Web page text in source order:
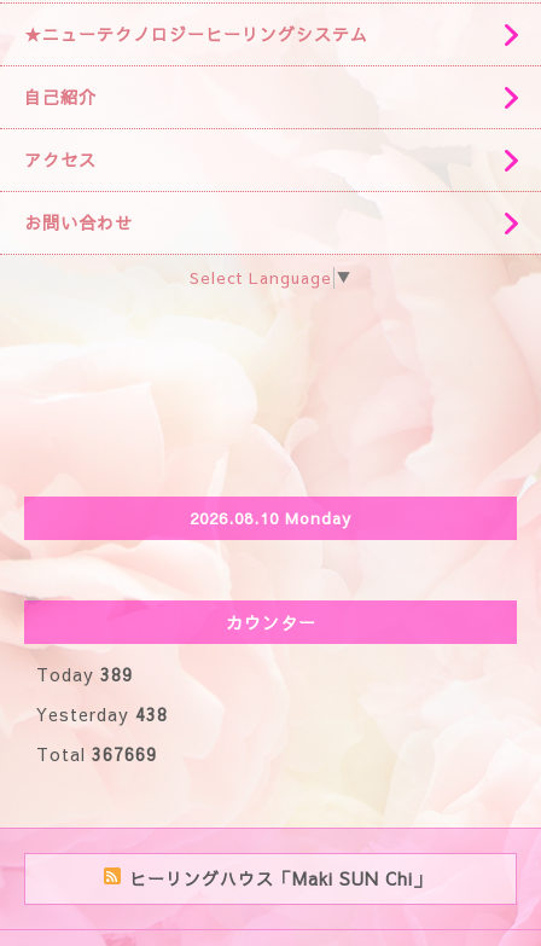
★ニューテクノロジーヒーリングシステム
自己紹介
アクセス
お問い合わせ
Select Language ▼
2026.08.10 Monday
カウンター
Today 389
Yesterday 438
Total 367669
ヒーリングハウス「Maki SUN Chi」